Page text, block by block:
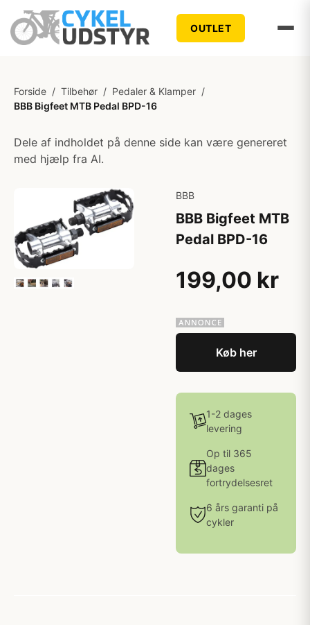
OUTLET
Forside / Tilbehør / Pedaler & Klamper /
BBB Bigfeet MTB Pedal BPD-16
Dele af indholdet på denne side kan være genereret
med hjælp fra AI.
BBB
BBB Bigfeet MTB
Pedal BPD-16
199,00 kr
Køb her
1-2 dages
levering
Op til 365
dages
fortrydelsesret
6 års garanti på
cykler